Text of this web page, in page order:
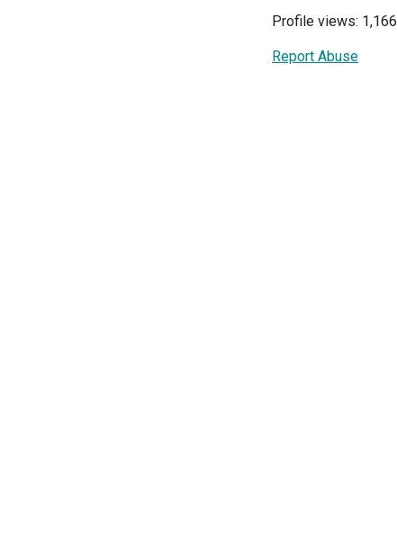
Profile views: 1,166
Report Abuse